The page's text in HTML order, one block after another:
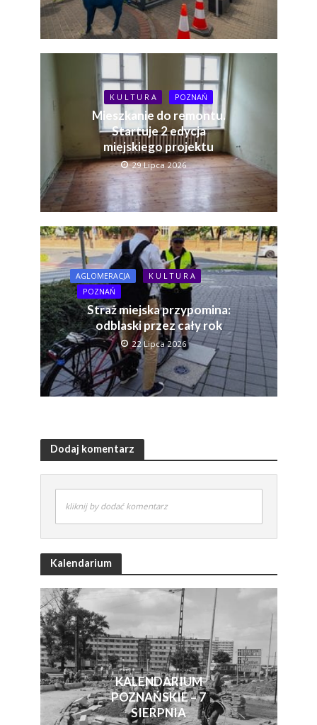
K U L T U R A POZNAŃ
Mieszkanie do remontu.
Startuje 2 edycja
miejskiego projektu
29 Lipca 2026
AGLOMERACJA
K U L T U R A
POZNAŃ
Straż miejska przypomina:
odblaski przez cały rok
22 Lipca 2026
Dodaj komentarz
kliknij by dodać komentarz
Kalendarium
KALENDARIUM
POZNAŃSKIE – 7
SIERPNIA